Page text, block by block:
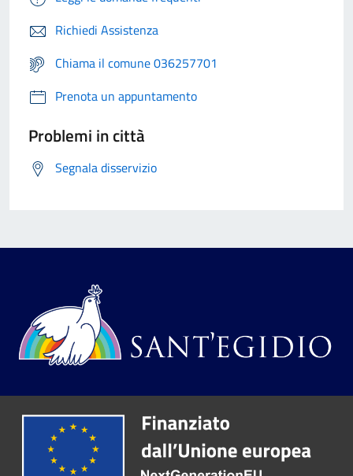
Richiedi Assistenza
Chiama il comune 036257701
Prenota un appuntamento
Problemi in città
Segnala disservizio